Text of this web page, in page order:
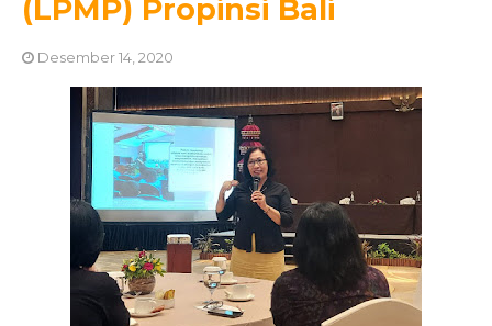
(LPMP) Propinsi Bali
Desember 14, 2020